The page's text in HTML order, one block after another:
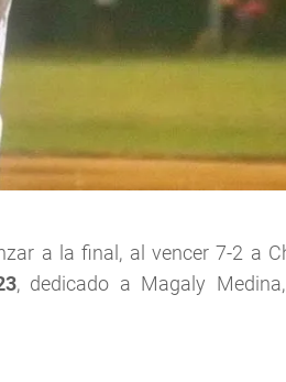
a la final, al vencer 7-2 a
, dedicado a Magaly